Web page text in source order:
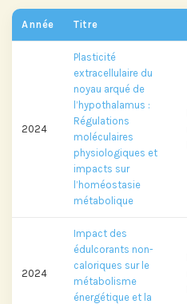
Année Titre
2024
Plasticité
extracellulaire du
noyau arqué de
l’hypothalamus :
Régulations
moléculaires
physiologiques et
impacts sur
l’homéostasie
métabolique
2024
Impact des
édulcorants non-
caloriques sur le
métabolisme
énergétique et la